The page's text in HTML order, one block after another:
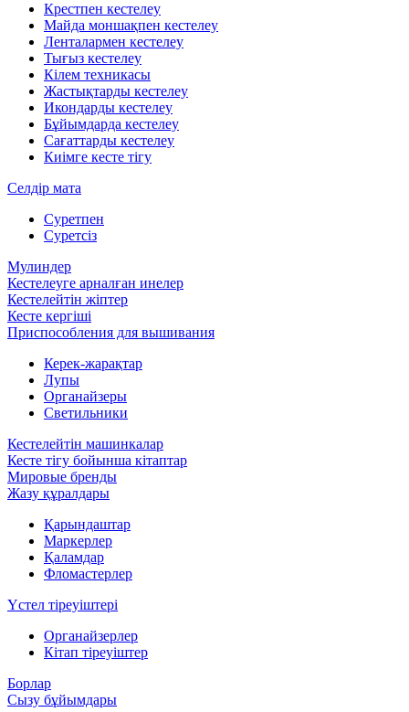
Крестпен кестелеу
Майда моншақпен кестелеу
Ленталармен кестелеу
Тығыз кестелеу
Кілем техникасы
Жастықтарды кестелеу
Икондарды кестелеу
Бұйымдарда кестелеу
Сағаттарды кестелеу
Киімге кесте тігу
Селдір мата
Суретпен
Суретсіз
Мулиндер
Кестелеуге арналған инелер
Кестелейтін жіптер
Кесте кергіші
Приспособления для вышивания
Керек-жарақтар
Лупы
Органайзеры
Светильники
Кестелейтін машинкалар
Кесте тігу бойынша кітаптар
Мировые бренды
Жазу құралдары
Қарындаштар
Маркерлер
Қаламдар
Фломастерлер
Үстел тіреуіштері
Органайзерлер
Кітап тіреуіштер
Борлар
Сызу бұйымдары